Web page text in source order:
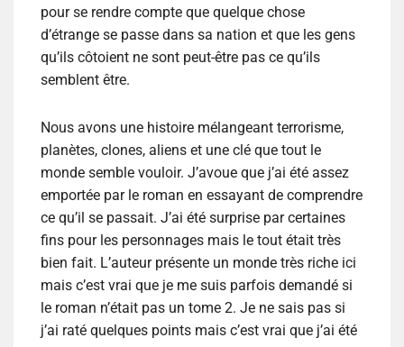
pour se rendre compte que quelque chose
d’étrange se passe dans sa nation et que les gens
qu’ils côtoient ne sont peut-être pas ce qu’ils
semblent être.
Nous avons une histoire mélangeant terrorisme,
planètes, clones, aliens et une clé que tout le
monde semble vouloir. J’avoue que j’ai été assez
emportée par le roman en essayant de comprendre
ce qu’il se passait. J’ai été surprise par certaines
fins pour les personnages mais le tout était très
bien fait. L’auteur présente un monde très riche ici
mais c’est vrai que je me suis parfois demandé si
le roman n’était pas un tome 2. Je ne sais pas si
j’ai raté quelques points mais c’est vrai que j’ai été